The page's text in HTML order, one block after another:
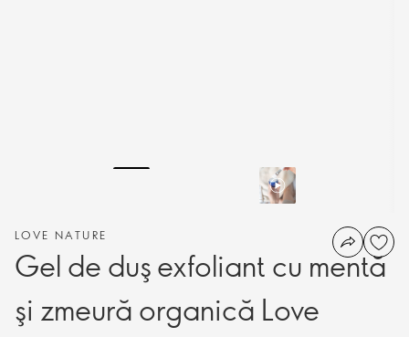
LOVE NATURE
Gel de duş exfoliant cu mentă
şi zmeură organică Love